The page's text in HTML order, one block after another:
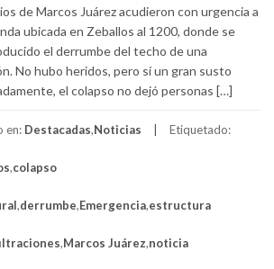
de Marcos Juárez acudieron con urgencia a
ubicada en Zeballos al 1200, donde se
el derrumbe del techo de una
No hubo heridos, pero sí un gran susto
el colapso no dejó personas […]
en: Destacadas,Noticias Etiquetado:
,colapso
,derrumbe,Emergencia,estructura
,Marcos Juárez,noticia